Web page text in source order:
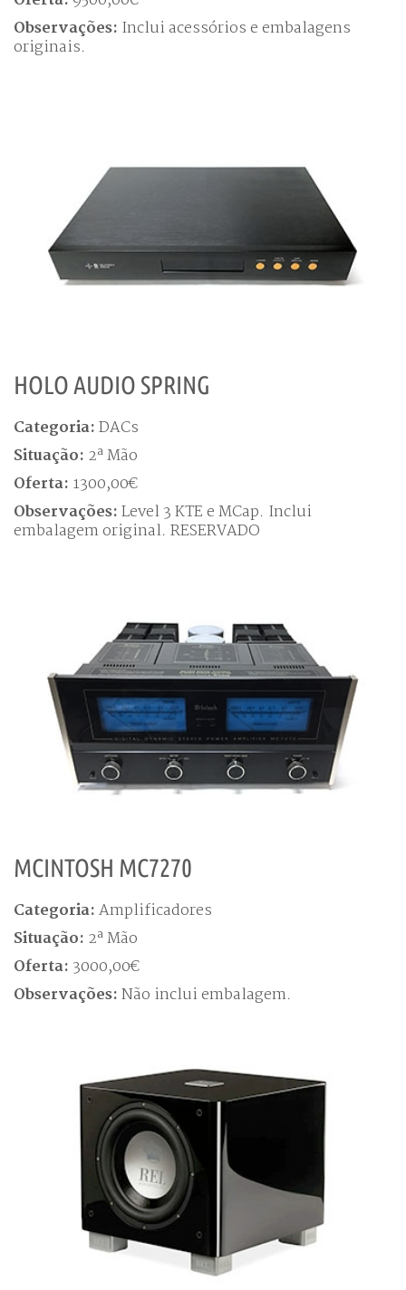
Observações: Inclui acessórios e embalagens
originais.
HOLO AUDIO SPRING
Categoria: DACs
Situação: 2ª Mão
Oferta: 1300,00€
Observações: Level 3 KTE e MCap. Inclui
embalagem original. RESERVADO
MCINTOSH MC7270
Categoria: Amplificadores
Situação: 2ª Mão
Oferta: 3000,00€
Observações: Não inclui embalagem.